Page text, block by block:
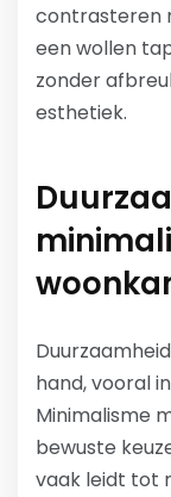
contrasteren
een wollen
zonder
esthetiek.
hand, vooral
Minimalisme
bewuste
vaak leidt tot